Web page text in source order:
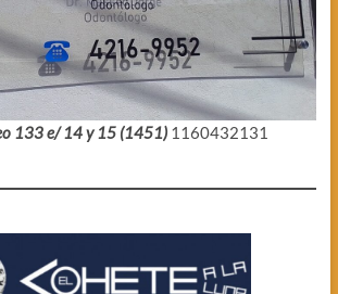
133 e/ 14 y 15 (1451) 1160432131